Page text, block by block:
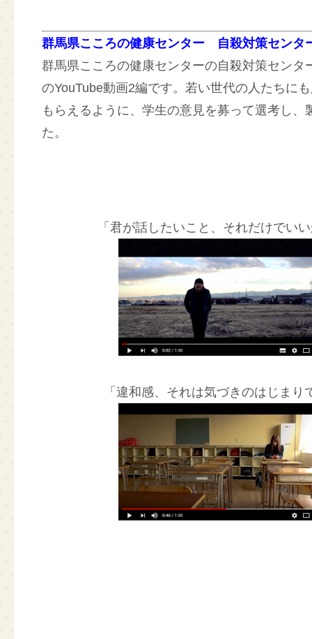
群馬県こころの健康センター 自殺対策セン
群馬県こころの健康センターの自殺対策センタ
のYouTube動画2編です。若い世代の人たちに
もらえるように、学生の意見を募って選考し、
た。
「君が話したいこと、それだけでい
「違和感、それは気づきのはじまり